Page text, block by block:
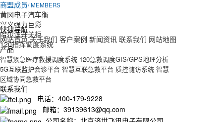
商盟成员/ MEMBERS
黄冈电子汽车衡
兴义强力巨彩
哈尔滨开关柜
120指挥调度系统
快捷导航
网站首页 关于我们 客户案例 新闻资讯 联系我们 网站地图
产品
智慧紧急医疗救援调度系统 120急救调度GIS/GPS地理分析
5G互联监护会诊平台 智慧互联急救平台 质控随访系统 智慧
区域协同急救平台
联系我们
电话：400-179-9228
邮箱：39139613@qq.com